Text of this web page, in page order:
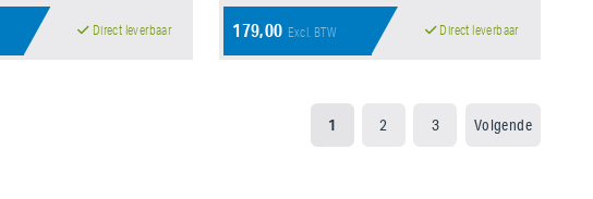
Direct leverbaar 179,00 Excl. BTW Direct leverbaar
1 2 3 Volgende